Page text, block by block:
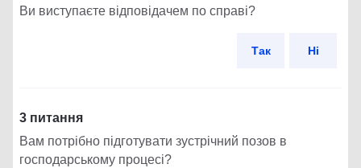
Ви виступаєте відповідачем по справі?
Так Ні
3 питання
Вам потрібно підготувати зустрічний позов в
господарському процесі?